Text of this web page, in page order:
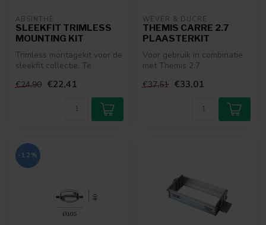
ABSINTHE
SLEEKFIT TRIMLESS
MOUNTING KIT
Trimless montagekit voor de
sleekfit collectie. Te
armatuur u...
€24,90 €22,41
WEVER & DUCRÉ
THEMIS CARRE 2.7
PLAASTERKIT
Voor gebruik in combinatie
met Themis 2.7
€37,51 €33,01
-12%